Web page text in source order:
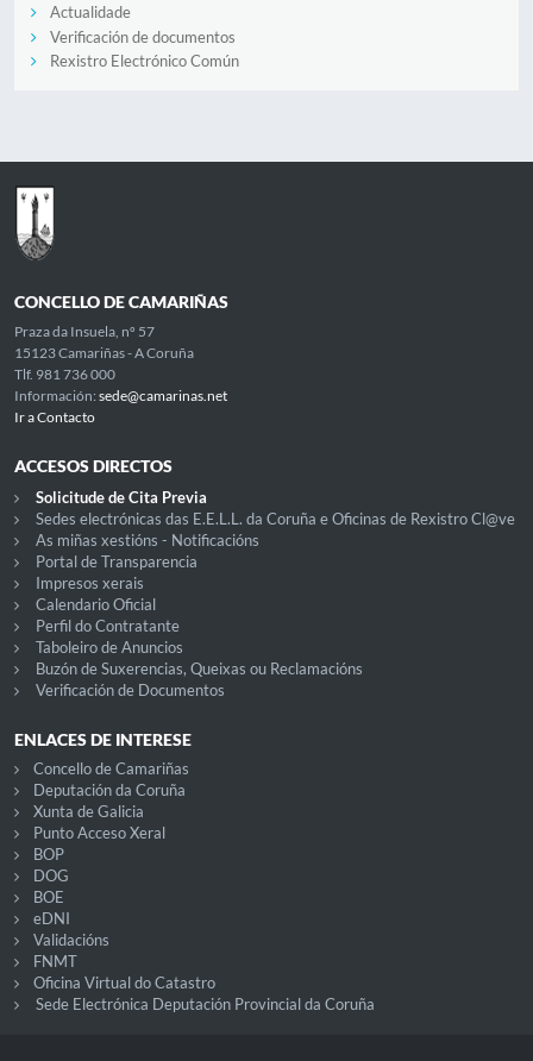
Actualidade
Verificación de documentos
Rexistro Electrónico Común
CONCELLO DE CAMARIÑAS
Praza da Insuela, nº 57
15123 Camariñas - A Coruña
Tlf. 981 736 000
Información: sede@camarinas.net
Ir a Contacto
ACCESOS DIRECTOS
Solicitude de Cita Previa
Sedes electrónicas das E.E.L.L. da Coruña e Oficinas de Rexistro Cl@ve
As miñas xestións - Notificacións
Portal de Transparencia
Impresos xerais
Calendario Oficial
Perfil do Contratante
Taboleiro de Anuncios
Buzón de Suxerencias, Queixas ou Reclamacións
Verificación de Documentos
ENLACES DE INTERESE
Concello de Camariñas
Deputación da Coruña
Xunta de Galicia
Punto Acceso Xeral
BOP
DOG
BOE
eDNI
Validacións
FNMT
Oficina Virtual do Catastro
Sede Electrónica Deputación Provincial da Coruña